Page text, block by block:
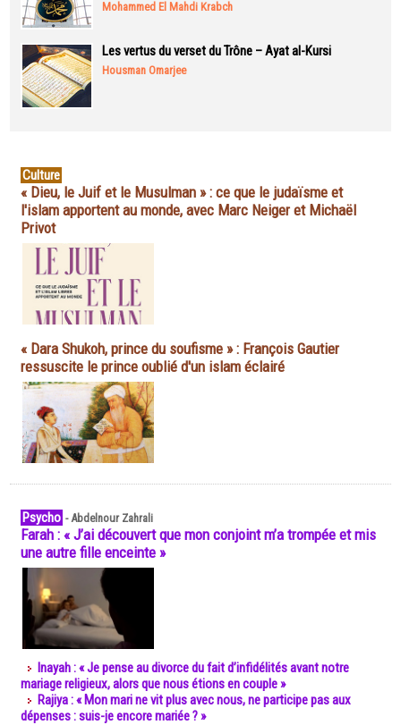
Mohammed El Mahdi Krabch
Les vertus du verset du Trône – Ayat al-Kursi
Housman Omarjee
Culture
« Dieu, le Juif et le Musulman » : ce que le judaïsme et
l'islam apportent au monde, avec Marc Neiger et Michaël
Privot
« Dara Shukoh, prince du soufisme » : François Gautier
ressuscite le prince oublié d'un islam éclairé
Psycho -Abdelnour Zahrali
Farah : « J’ai découvert que mon conjoint m’a trompée et mis
une autre fille enceinte »
Inayah : « Je pense au divorce du fait d’infidélités avant notre
mariage religieux, alors que nous étions en couple »
Rajiya : « Mon mari ne vit plus avec nous, ne participe pas aux
dépenses : suis-je encore mariée ? »